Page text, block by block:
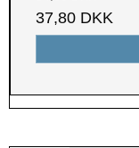
37,80 DKK